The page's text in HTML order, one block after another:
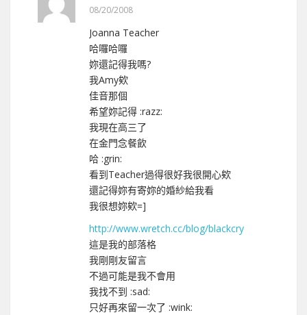
08/20/2008
Joanna Teacher
哈囉哈囉
妳還記得我嗎?
我Amy欸
佳音那個
希望妳記得 :razz:
我現在高三了
在金門念餐飲
哈 :grin:
看到Teacher過得很好我很開心欸
還記得妳有寄妳的婚紗給我看
我很想妳欸=]
http://www.wretch.cc/blog/blackcry
這是我的部落格
我剛剛友留言
不過可能是我不會用
我找不到 :sad:
只好再來留一次了 :wink: